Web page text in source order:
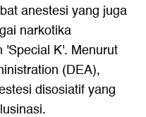
anestesi yang juga
narkotika
'Special K'. Menurut
(DEA),
disosiatif yang